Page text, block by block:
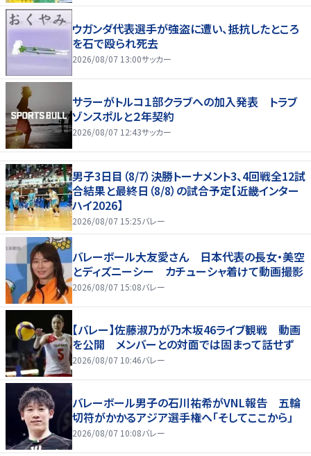
ウガンダ代表選手が強盗に遭い、抵抗したところ
を石で殴られ死去
2026/08/07 13:00サッカー
サラーがトルコ１部クラブへの加入発表 トラブ
ゾンスポルと２年契約
2026/08/07 12:43サッカー
男子3日目（8/7）決勝トーナメント3、4回戦全12試
合結果と最終日（8/8）の試合予定【近畿インター
ハイ2026】
2026/08/07 15:25バレー
バレーボール大友愛さん 日本代表の長女・美空
とディズニーシー カチューシャ着けて動画撮影
2026/08/07 15:08バレー
【バレー】佐藤淑乃が乃木坂46ライブ観戦 動画
を公開 メンバーとの対面では固まって話せず
2026/08/07 10:46バレー
バレーボール男子の石川祐希がVNL報告 五輪
切符がかかるアジア選手権へ「そしてここから」
2026/08/07 10:08バレー